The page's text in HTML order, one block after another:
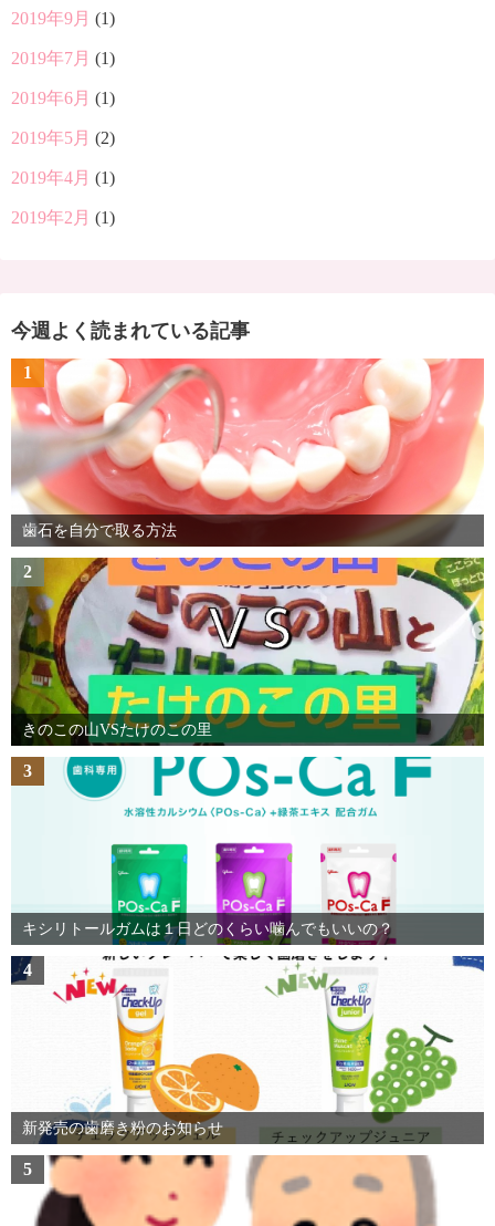
2019年9月 (1)
2019年7月 (1)
2019年6月 (1)
2019年5月 (2)
2019年4月 (1)
2019年2月 (1)
今週よく読まれている記事
1
歯石を自分で取る方法
2
きのこの山VSたけのこの里
3
キシリトールガムは１日どのくらい噛んでもいいの？
4
新発売の歯磨き粉のお知らせ
5